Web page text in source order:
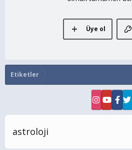
Üye ol
Etiketler
astroloji